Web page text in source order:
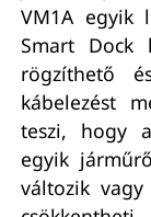
VM1A egyik
Smart Dock
rögzíthető
kábelezést
teszi, hogy
egyik
változik